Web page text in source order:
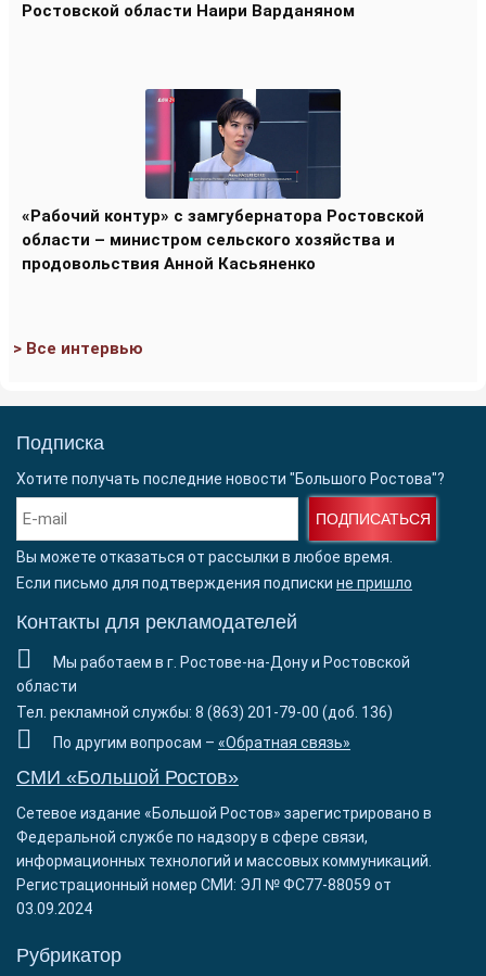
Ростовской области Наири Варданяном
«Рабочий контур» с замгубернатора Ростовской
области – министром сельского хозяйства и
продовольствия Анной Касьяненко
> Все интервью
Подписка
Хотите получать последние новости "Большого Ростова"?
ПОДПИСАТЬСЯ
Вы можете отказаться от рассылки в любое время.
Если письмо для подтверждения подписки не пришло
Контакты для рекламодателей
Мы работаем в г. Ростове-на-Дону и Ростовской
области
Тел. рекламной службы: 8 (863) 201-79-00 (доб. 136)
По другим вопросам – «Обратная связь»
СМИ «Большой Ростов»
Сетевое издание «Большой Ростов» зарегистрировано в
Федеральной службе по надзору в сфере связи,
информационных технологий и массовых коммуникаций.
Регистрационный номер СМИ: ЭЛ № ФС77-88059 от
03.09.2024
Рубрикатор